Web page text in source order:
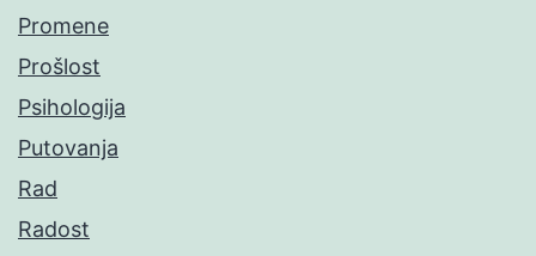
Promene
Prošlost
Psihologija
Putovanja
Rad
Radost